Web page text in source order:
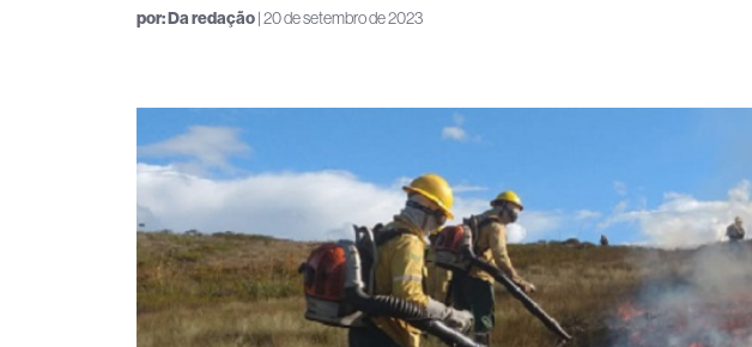
por:Da redação| 20 de setembro de 2023